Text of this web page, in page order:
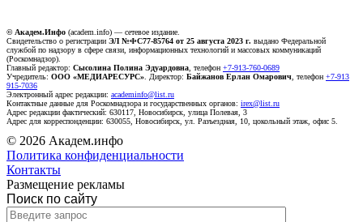
© Академ.Инфо (academ.info) — сетевое издание.
Свидетельство о регистрации ЭЛ №ФС77-85764 от 25 августа 2023 г. выдано Федеральной
службой по надзору в сфере связи, информационных технологий и массовых коммуникаций
(Роскомнадзор).
Главный редактор: Сысолина Полина Эдуардовна , телефон +7-913-760-0689
Учредитель: ООО «МЕДИАРЕСУРС» . Директор: Байжанов Ерлан Омарович , телефон +7-913
915-7036
Электронный адрес редакции: academinfo@list.ru
Контактные данные для Роскомнадзора и государственных органов: irex@list.ru
Адрес редакции фактический: 630117, Новосибирск, улица Полевая, 3
Адрес для корреспонденции: 630055, Новосибирск, ул. Разъездная, 10, цокольный этаж, офис 5.
© 2026 Академ.инфо
Политика конфиденциальности
Контакты
Размещение рекламы
Поиск по сайту